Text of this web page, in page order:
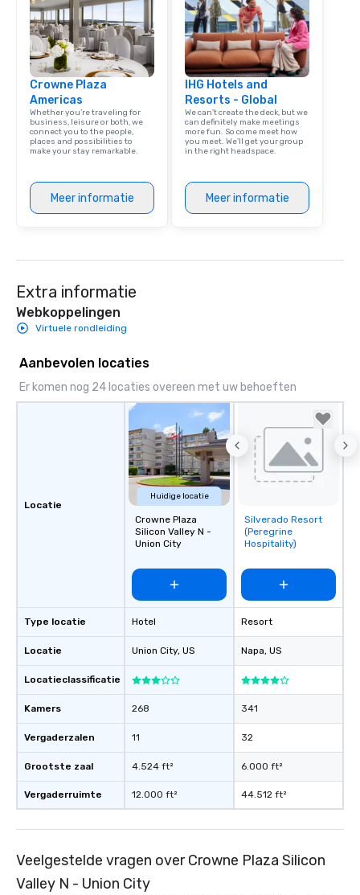
Crowne Plaza
Americas
Whether you’re traveling for
business, leisure or both, we
connect you to the people,
places and possibilities to
make your stay remarkable.
Meer informatie
IHG Hotels and
Resorts - Global
We can't create the deck, but we
can definitely make meetings
more fun. So come meet how
you meet. We'll get your group
in the right headspace.
Meer informatie
Extra informatie
Webkoppelingen
Virtuele rondleiding
Aanbevolen locaties
Er komen nog 24 locaties overeen met uw behoeften
Locatie
Type locatie
Locatie
Locatieclassificatie
Kamers
Vergaderzalen
Grootste zaal
Vergaderruimte
Huidige locatie
Crowne Plaza
Silicon Valley N -
Union City
Hotel
Union City, US
268
11
4.524 ft²
12.000 ft²
Removed from
favorites
Silverado Resort
(Peregrine
Hospitality)
Resort
Napa, US
341
32
6.000 ft²
44.512 ft²
Veelgestelde vragen over Crowne Plaza Silicon
Valley N - Union City